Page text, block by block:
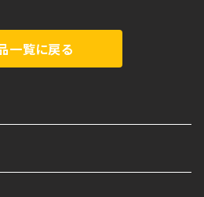
一覧に戻る